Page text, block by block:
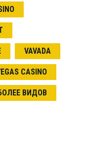
VAVADA
CASINO
ВИДОВ